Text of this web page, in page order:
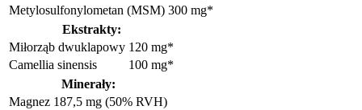
Metylosulfonylometan (MSM) 300 mg*
Ekstrakty:
Miłorząb dwuklapowy 120 mg*
Camellia sinensis
100 mg*
Minerały:
Magnez 187,5 mg (50% RVH)